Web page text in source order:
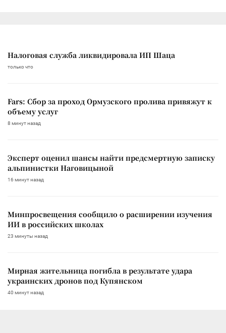
Налоговая служба ликвидировала ИП Шаца
только что
Fars: Сбор за проход Ормузского пролива привяжут к
объему услуг
8 минут назад
Эксперт оценил шансы найти предсмертную записку
альпинистки Наговицыной
16 минут назад
Минпросвещения сообщило о расширении изучения
ИИ в российских школах
23 минуты назад
Мирная жительница погибла в результате удара
украинских дронов под Купянском
40 минут назад